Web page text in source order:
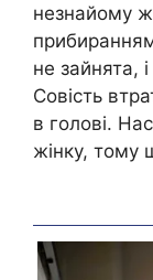
незнайому
не зайнята,
Совість
в голові.
жінку, тому